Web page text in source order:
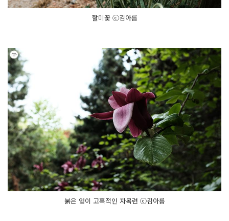
할미꽃 ⓒ김아름
붉은 잎이 고혹적인 자목련 ⓒ김아름